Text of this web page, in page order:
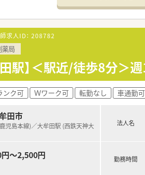
える薬局グループです。
アに7店舗、佐賀2店舗、長崎1店舗の
で現場に出られることもございます。
ノルマなどなく社員の自主性に任せて
システムズで統一されております。
を年3～4回程度社長が実施されてお
で平均年齢は37～38歳くらいです。
位で支給です。
求人ID： 208782
薬局
駅】＜駅近/徒歩8分＞
ンク可 Ｗワーク可 転勤なし 車通勤可
田市
児島本線)／大牟田駅 (西鉄天神大
～2,500円
法人名
勤務時間